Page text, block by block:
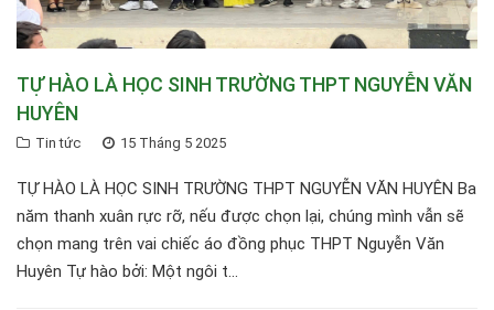
TỰ HÀO LÀ HỌC SINH TRƯỜNG THPT NGUYỄN VĂN
HUYÊN
Tin tức 15 Tháng 5 2025
TỰ HÀO LÀ HỌC SINH TRƯỜNG THPT NGUYỄN VĂN HUYÊN Ba
năm thanh xuân rực rỡ, nếu được chọn lại, chúng mình vẫn sẽ
chọn mang trên vai chiếc áo đồng phục THPT Nguyễn Văn
Huyên Tự hào bởi: Một ngôi t...